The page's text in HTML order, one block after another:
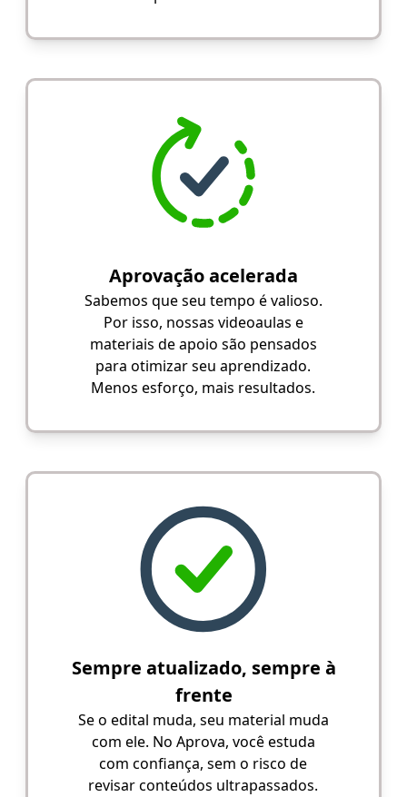
Aprovação acelerada
Sabemos que seu tempo é valioso.
Por isso, nossas videoaulas e
materiais de apoio são pensados
para otimizar seu aprendizado.
Menos esforço, mais resultados.
Sempre atualizado, sempre à
frente
Se o edital muda, seu material muda
com ele. No Aprova, você estuda
com confiança, sem o risco de
revisar conteúdos ultrapassados.